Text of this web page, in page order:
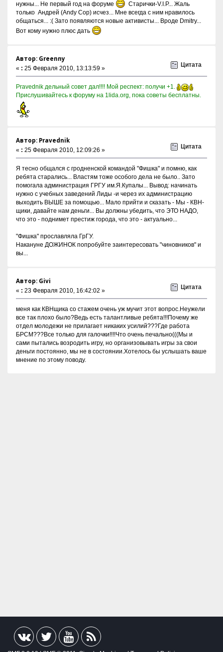
нужны... Не первый год на форуме
Старички-V.I.P... Жаль
только Андрей (Andy Cop) исчез... Мне всегда с ним нравилось
общаться... :( Зато появляются новые активисты... Вроде Dmitry...
Вот кому нужно плюс дать
Автор: Greenny
« : 25 Февраля 2010, 13:13:59 »
Цитата
Pravednik дельный совет дал!!!! Мой респект: получи +1.
Прислушивайтесь к форуму на 1lida.org, пока советы бесплатны.
Автор: Pravednik
« : 25 Февраля 2010, 12:09:26 »
Цитата
Я тесно общался с гродненской командой "Фишка" и помню, как
ребята старались... Властям тоже особого дела не было.. Зато
помогала администрация ГРГУ им.Я.Купалы... Вывод: начинать
нужно с учебных заведений Лиды -и через их администрацию
выходить ВЫШЕ за помощью... Мало прийти и сказать - Мы - КВН-
щики, давайте нам деньги... Вы должны убедить, что ЭТО НАДО,
что это - поднимет престиж города, что это - актуально...
"Фишка" прославляла ГрГУ.
Накануне ДОЖИНОК попробуйте заинтересовать "чиновников" и
вы...
Автор: Givi
« : 23 Февраля 2010, 16:42:02 »
Цитата
меня как КВНщика со стажем очень уж мучит этот вопрос.Неужели
все так плохо было?Ведь есть талантливые ребята!!!Почему же
отдел молодежи не прилагает никаких усилий???Где работа
БРСМ???Все только для галочки!!!!Что очень печально(((Мы и
сами пытались возродить игру, но организовывать игры за свои
деньги постоянно, мы не в состоянии.Хотелось бы услышать ваше
мнение по этому поводу.